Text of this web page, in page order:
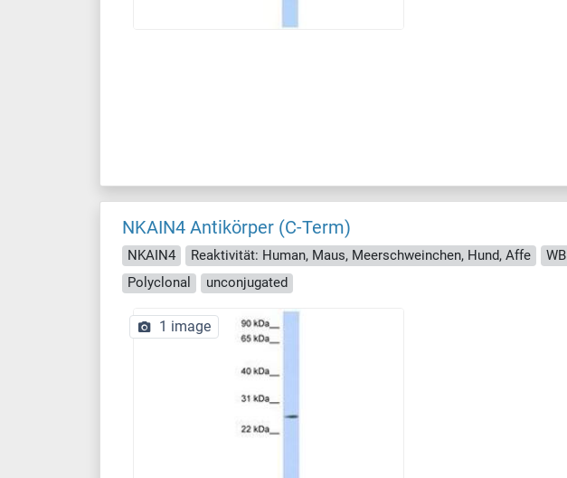
NKAIN4 Antikörper (C-Term)
NKAIN4 Reaktivität: Human, Maus, Meerschweinchen, Hund, Affe WB
Polyclonal
unconjugated
1 image